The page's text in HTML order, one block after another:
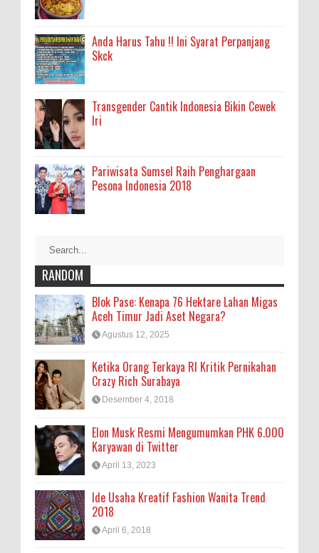
Anda Harus Tahu !! Ini Syarat Perpanjang
Skck
Transgender Cantik Indonesia Bikin Cewek
Iri
Pariwisata Sumsel Raih Penghargaan
Pesona Indonesia 2018
RANDOM
Blok Pase: Kenapa 76 Hektare Lahan Migas
Aceh Timur Jadi Aset Negara?
Agustus 12, 2025
Ketika Orang Terkaya RI Kritik Pernikahan
Crazy Rich Surabaya
Desember 4, 2018
Elon Musk Resmi Mengumumkan PHK 6.000
Karyawan di Twitter
April 13, 2023
Ide Usaha Kreatif Fashion Wanita Trend
2018
April 6, 2018